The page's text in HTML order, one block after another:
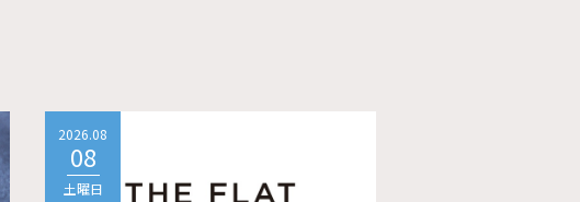
2026.08
08
土曜日